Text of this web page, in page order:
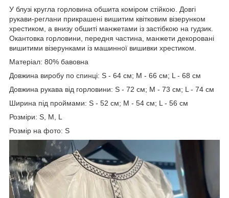
У блузі кругла горловина обшита коміром стійкою. Довгі
рукави-реглани прикрашені вишитим квітковим візерунком
хрестиком, а внизу обшиті манжетами із застібкою на гудзик.
Окантовка горловини, передня частина, манжети декоровані
вишитими візерунками із машинної вишивки хрестиком.
Матеріал: 80% бавовна
Довжина виробу по спинці: S - 64 см; M - 66 см; L - 68 см
Довжина рукава від горловини: S - 72 см; M - 73 см; L - 74 см
Ширина під проймами: S - 52 см; M - 54 см; L - 56 см
Розміри: S, M, L
Розмір на фото: S